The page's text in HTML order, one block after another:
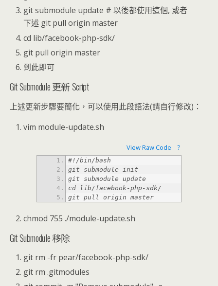
git submodule update # 以後都使用這個, 或者
下述 git pull origin master
cd lib/facebook-php-sdk/
git pull origin master
到此即可
Git Submodule 更新 Script
上述更新步驟要簡化，可以使用此段語法(請自行修改)：
vim module-update.sh
View Raw Code ?
git pull origin master
chmod 755 ./module-update.sh
Git Submodule 移除
git rm -fr pear/facebook-php-sdk/
git rm .gitmodules